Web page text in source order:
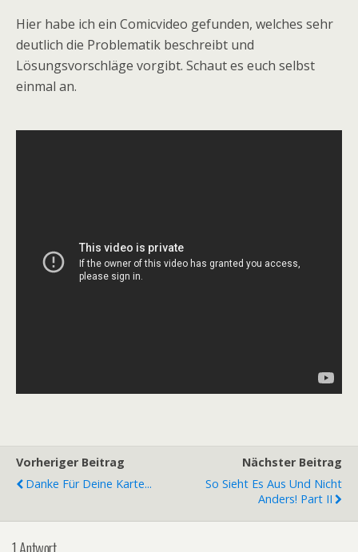
Hier habe ich ein Comicvideo gefunden, welches sehr
deutlich die Problematik beschreibt und
Lösungsvorschläge vorgibt. Schaut es euch selbst
einmal an.
Vorheriger Beitrag
Danke Für Deine Karte...
Nächster Beitrag
So Sieht Es Aus Und Nicht
Anders! Part II
1 Antwort